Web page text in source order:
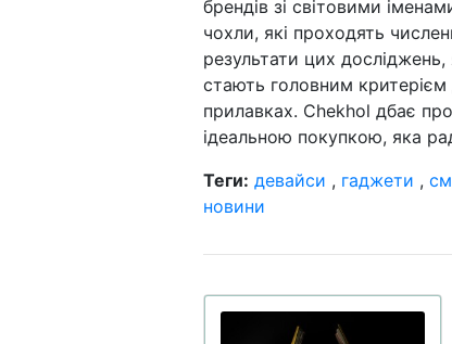
брендів зі світовими
чохли, які проходять
результати цих досліджень,
стають головним критерієм
прилавках. Chekhol дбає
ідеальною покупкою, яка
Теги: девайси , гаджети ,
новини